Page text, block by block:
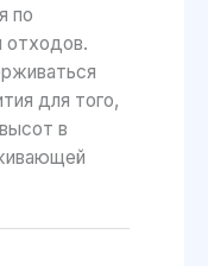
по
отходов.
для того,
в